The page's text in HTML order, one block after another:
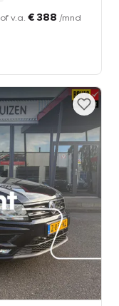
of v.a. € 388 /mnd